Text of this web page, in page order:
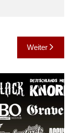
Weiter